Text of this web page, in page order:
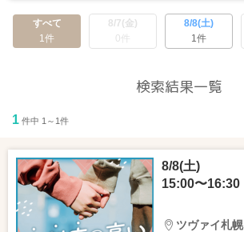
すべて
1件
8/7(金)
0件
8/8(土)
1件
検索結果一覧
1 件中 1～1件
8/8(土)
15:00〜16:30
ツヴァイ札幌